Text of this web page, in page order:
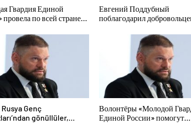
Гвардия Единой
провела по всей стране
Евгений Поддубный
поблагодарил
мужество в спасении
пострадавших от обстрелов
Genç
gönüllüler,
Волонтёры «Молодой
Единой России» помогут